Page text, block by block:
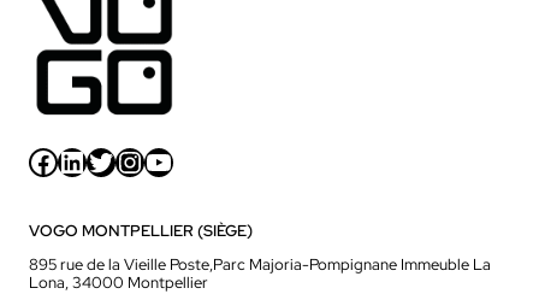
Facebook LinkedIn Twitter InstagramYouTube
VOGO MONTPELLIER (SIÈGE)
895 rue de la Vieille Poste,Parc Majoria-Pompignane Immeuble La
Lona, 34000 Montpellier